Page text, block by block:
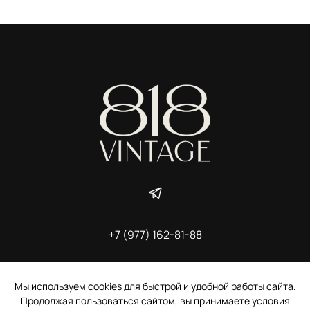
+7 (977) 162-81-88
Пользовательское соглашение
Электронное согласие покупателя на рассылку
Мы используем cookies для быстрой и удобной работы сайта.
Продолжая пользоваться сайтом, вы принимаете условия